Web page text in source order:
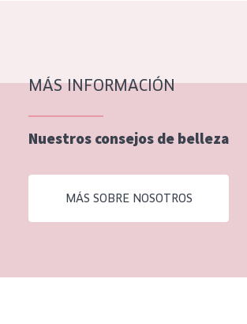
Piel normal y seca
Piel mixata o grasa
Piel madura
Piel expuesta al sol
Piel menopáusica
Todas las edades
MÁS INFORMACIÓN
Nuestros consejos de belleza
MÁS SOBRE NOSOTROS